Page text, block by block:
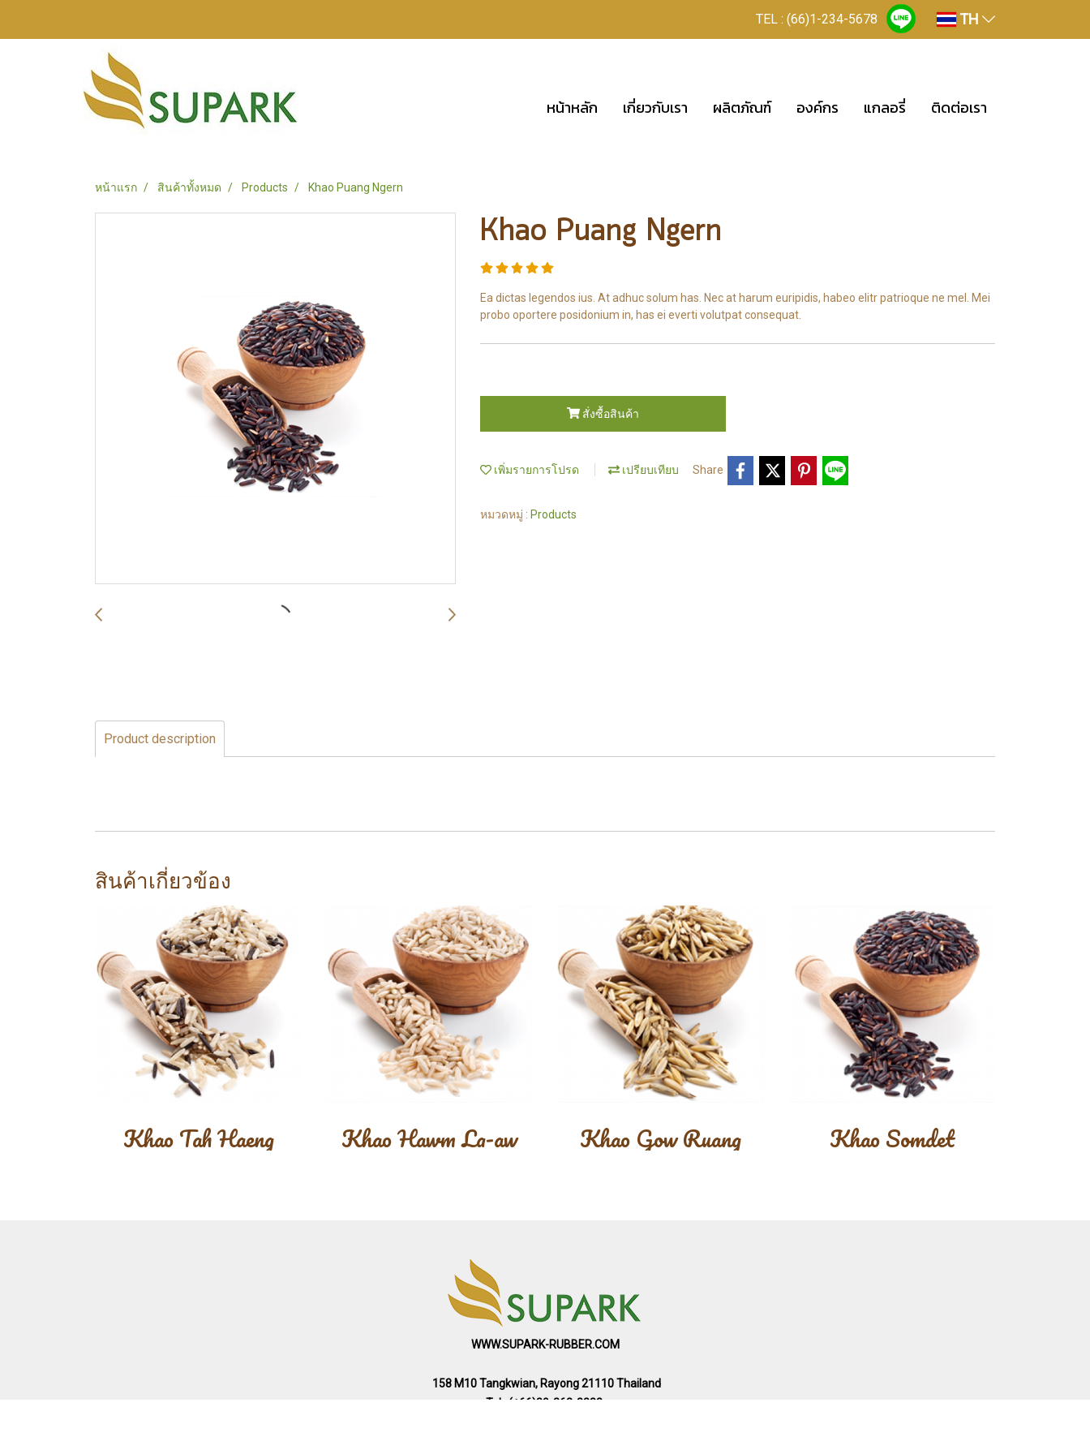
TEL : (66)1-234-5678 TH
หน้าหลัก เกี่ยวกับเรา ผลิตภัณฑ์ องค์กร แกลอรี่ ติดต่อเรา
หน้าแรก สินค้าทั้งหมด Products Khao Puang Ngern
Khao Puang Ngern
Ea dictas legendos ius. At adhuc solum has. Nec at harum euripidis, habeo elitr patrioque ne mel. Mei
probo oportere posidonium in, has ei everti volutpat consequat.
สั่งซื้อสินค้า
เพิ่มรายการโปรด เปรียบเทียบ Share
หมวดหมู่ : Products
Product description
สินค้าเกี่ยวข้อง
Khao Tah Haeng Khao Hawm La-aw Khao Gow Ruang Khao Somdet
WWW.SUPARK-RUBBER.COM
158 M10 Tangkwian, Rayong 21110 Thailand
Tel : (+66)89-362-8888